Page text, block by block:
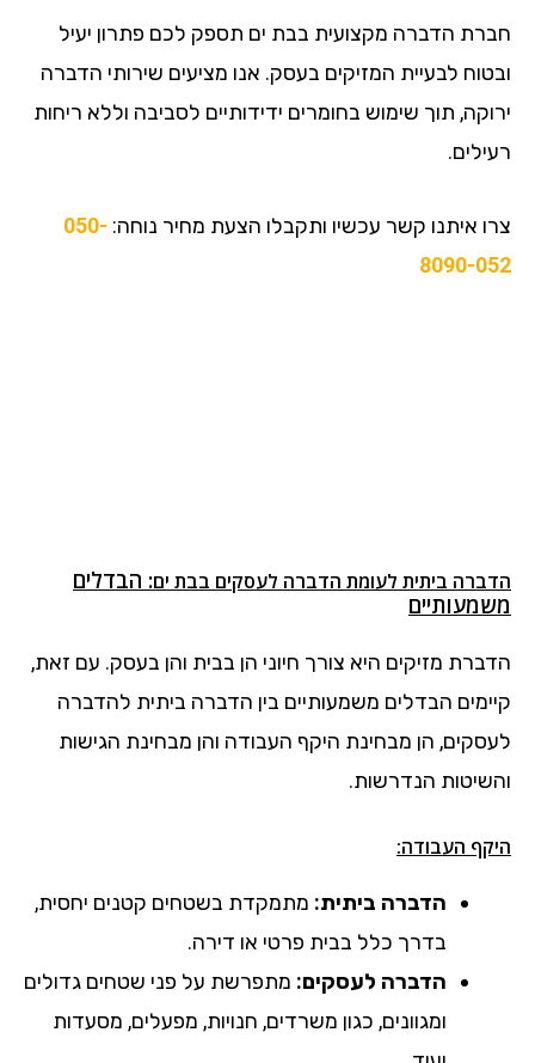
חברת הדברה מקצועית בבת ים תספק לכם פתרון יעיל
ובטוח לבעיית המזיקים בעסק. אנו מציעים שירותי הדברה
ירוקה, תוך שימוש בחומרים ידידותיים לסביבה וללא ריחות
רעילים.
צרו איתנו קשר עכשיו ותקבלו הצעת מחיר נוחה: 050-
8090-052
הדברה ביתית לעומת הדברה לעסקים בבת ים: הבדלים
משמעותיים
הדברת מזיקים היא צורך חיוני הן בבית והן בעסק. עם זאת,
קיימים הבדלים משמעותיים בין הדברה ביתית להדברה
לעסקים, הן מבחינת היקף העבודה והן מבחינת הגישות
והשיטות הנדרשות.
היקף העבודה:
הדברה ביתית: מתמקדת בשטחים קטנים יחסית,
בדרך כלל בבית פרטי או דירה.
הדברה לעסקים: מתפרשת על פני שטחים גדולים
ומגוונים, כגון משרדים, חנויות, מפעלים, מסעדות